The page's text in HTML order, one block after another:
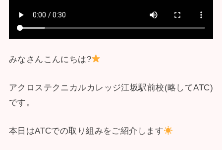
みなさんこんにちは?
アクロステクニカルカレッジ江坂駅前校(略してATC)
です。
本日はATCでの取り組みをご紹介します